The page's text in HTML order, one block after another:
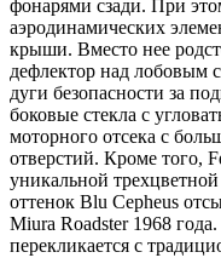
фонарями сзади. При
аэродинамических
крыши. Вместо нее
дефлектор над лобовым
дуги безопасности за
боковые стекла с
моторного отсека с
отверстий. Кроме того,
уникальной
оттенок Blu Cepheus
Miura Roadster 1968
перекликается с